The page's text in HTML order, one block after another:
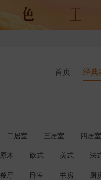
首页 经典
二居室 三居室
四居室
原木 欧式 美式
法
餐厅 卧室 书房 厨